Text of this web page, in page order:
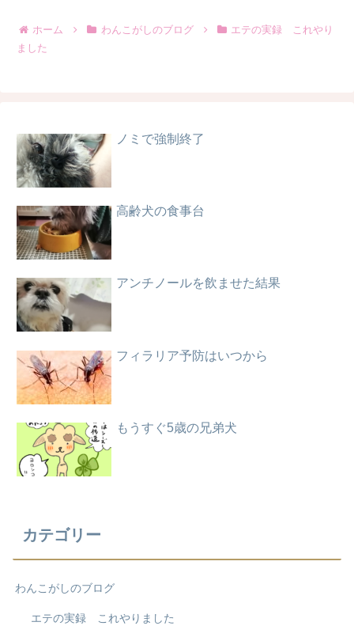
ホーム わんこがしのブログ
エテの実録 これやり
ました
ノミで強制終了
高齢犬の食事台
アンチノールを飲ませた結果
フィラリア予防はいつから
もうすぐ5歳の兄弟犬
カテゴリー
わんこがしのブログ
エテの実録 これやりました